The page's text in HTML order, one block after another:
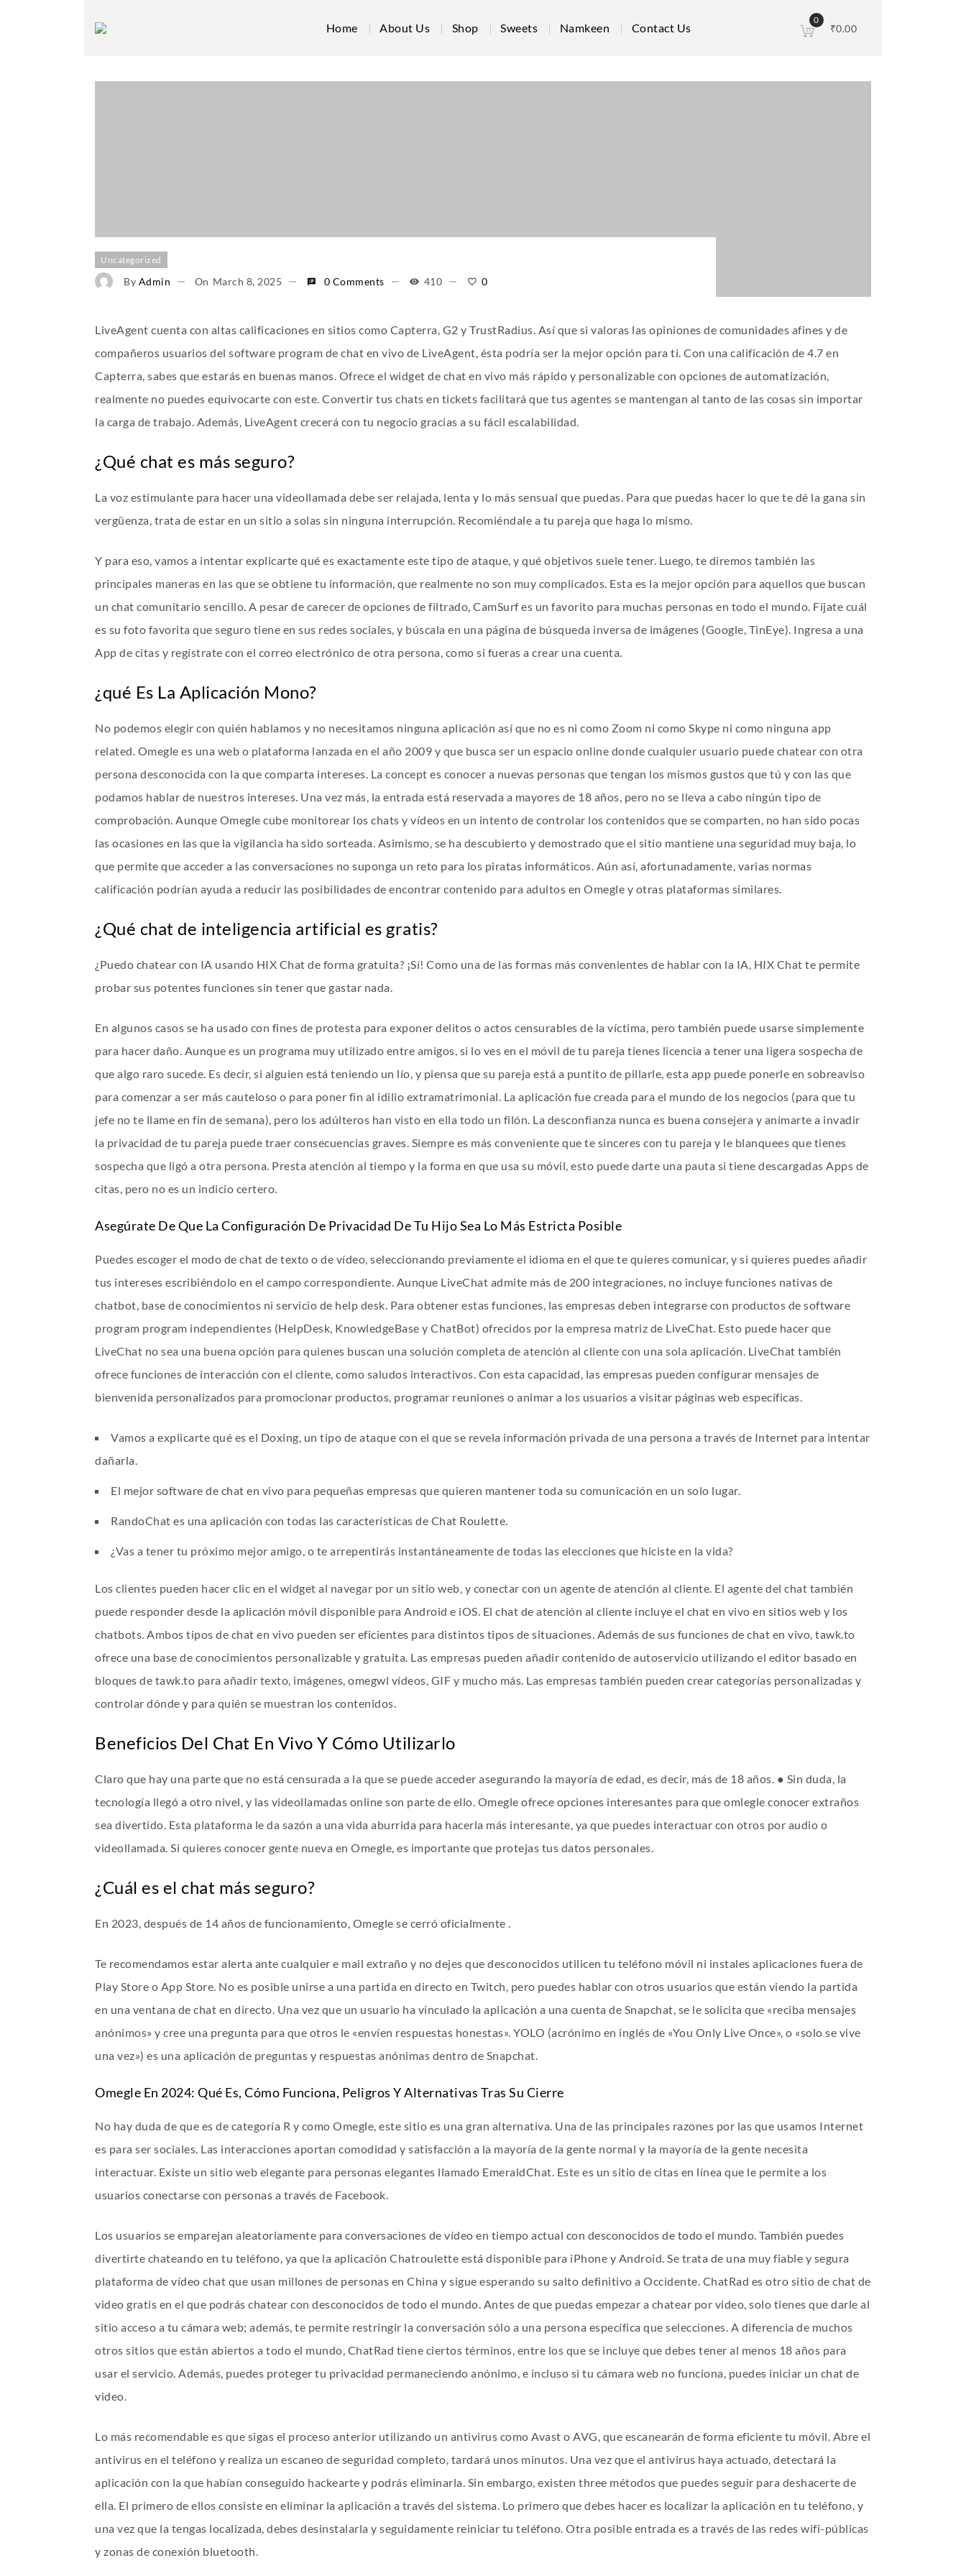
Home About Us Shop Sweets Namkeen Contact Us
0
₹0.00
Uncategorized
By Admin On March 8, 2025 0 Comments 410 0
LiveAgent cuenta con altas calificaciones en sitios como Capterra, G2 y TrustRadius. Así que si valoras las opiniones de comunidades afines y de
compañeros usuarios del software program de chat en vivo de LiveAgent, ésta podría ser la mejor opción para ti. Con una calificación de 4.7 en
Capterra, sabes que estarás en buenas manos. Ofrece el widget de chat en vivo más rápido y personalizable con opciones de automatización,
realmente no puedes equivocarte con este. Convertir tus chats en tickets facilitará que tus agentes se mantengan al tanto de las cosas sin importar
la carga de trabajo. Además, LiveAgent crecerá con tu negocio gracias a su fácil escalabilidad.
¿Qué chat es más seguro?
La voz estimulante para hacer una videollamada debe ser relajada, lenta y lo más sensual que puedas. Para que puedas hacer lo que te dé la gana sin
vergüenza, trata de estar en un sitio a solas sin ninguna interrupción. Recomiéndale a tu pareja que haga lo mismo.
Y para eso, vamos a intentar explicarte qué es exactamente este tipo de ataque, y qué objetivos suele tener. Luego, te diremos también las
principales maneras en las que se obtiene tu información, que realmente no son muy complicados. Esta es la mejor opción para aquellos que buscan
un chat comunitario sencillo. A pesar de carecer de opciones de filtrado, CamSurf es un favorito para muchas personas en todo el mundo. Fíjate cuál
es su foto favorita que seguro tiene en sus redes sociales, y búscala en una página de búsqueda inversa de imágenes (Google, TinEye). Ingresa a una
App de citas y regístrate con el correo electrónico de otra persona, como si fueras a crear una cuenta.
¿qué Es La Aplicación Mono?
No podemos elegir con quién hablamos y no necesitamos ninguna aplicación así que no es ni como Zoom ni como Skype ni como ninguna app
related. Omegle es una web o plataforma lanzada en el año 2009 y que busca ser un espacio online donde cualquier usuario puede chatear con otra
persona desconocida con la que comparta intereses. La concept es conocer a nuevas personas que tengan los mismos gustos que tú y con las que
podamos hablar de nuestros intereses. Una vez más, la entrada está reservada a mayores de 18 años, pero no se lleva a cabo ningún tipo de
comprobación. Aunque Omegle cube monitorear los chats y vídeos en un intento de controlar los contenidos que se comparten, no han sido pocas
las ocasiones en las que la vigilancia ha sido sorteada. Asimismo, se ha descubierto y demostrado que el sitio mantiene una seguridad muy baja, lo
que permite que acceder a las conversaciones no suponga un reto para los piratas informáticos. Aún así, afortunadamente, varias normas
calificación podrían ayuda a reducir las posibilidades de encontrar contenido para adultos en Omegle y otras plataformas similares.
¿Qué chat de inteligencia artificial es gratis?
¿Puedo chatear con IA usando HIX Chat de forma gratuita? ¡Sí! Como una de las formas más convenientes de hablar con la IA, HIX Chat te permite
probar sus potentes funciones sin tener que gastar nada.
En algunos casos se ha usado con fines de protesta para exponer delitos o actos censurables de la víctima, pero también puede usarse simplemente
para hacer daño. Aunque es un programa muy utilizado entre amigos, si lo ves en el móvil de tu pareja tienes licencia a tener una ligera sospecha de
que algo raro sucede. Es decir, si alguien está teniendo un lío, y piensa que su pareja está a puntito de pillarle, esta app puede ponerle en sobreaviso
para comenzar a ser más cauteloso o para poner fin al idilio extramatrimonial. La aplicación fue creada para el mundo de los negocios (para que tu
jefe no te llame en fin de semana), pero los adúlteros han visto en ella todo un filón. La desconfianza nunca es buena consejera y animarte a invadir
la privacidad de tu pareja puede traer consecuencias graves. Siempre es más conveniente que te sinceres con tu pareja y le blanquees que tienes
sospecha que ligó a otra persona. Presta atención al tiempo y la forma en que usa su móvil, esto puede darte una pauta si tiene descargadas Apps de
citas, pero no es un indicio certero.
Asegúrate De Que La Configuración De Privacidad De Tu Hijo Sea Lo Más Estricta Posible
Puedes escoger el modo de chat de texto o de vídeo, seleccionando previamente el idioma en el que te quieres comunicar, y si quieres puedes añadir
tus intereses escribiéndolo en el campo correspondiente. Aunque LiveChat admite más de 200 integraciones, no incluye funciones nativas de
chatbot, base de conocimientos ni servicio de help desk. Para obtener estas funciones, las empresas deben integrarse con productos de software
program program independientes (HelpDesk, KnowledgeBase y ChatBot) ofrecidos por la empresa matriz de LiveChat. Esto puede hacer que
LiveChat no sea una buena opción para quienes buscan una solución completa de atención al cliente con una sola aplicación. LiveChat también
ofrece funciones de interacción con el cliente, como saludos interactivos. Con esta capacidad, las empresas pueden configurar mensajes de
bienvenida personalizados para promocionar productos, programar reuniones o animar a los usuarios a visitar páginas web específicas.
Vamos a explicarte qué es el Doxing, un tipo de ataque con el que se revela información privada de una persona a través de Internet para intentar
dañarla.
El mejor software de chat en vivo para pequeñas empresas que quieren mantener toda su comunicación en un solo lugar.
RandoChat es una aplicación con todas las características de Chat Roulette.
¿Vas a tener tu próximo mejor amigo, o te arrepentirás instantáneamente de todas las elecciones que hiciste en la vida?
Los clientes pueden hacer clic en el widget al navegar por un sitio web, y conectar con un agente de atención al cliente. El agente del chat también
puede responder desde la aplicación móvil disponible para Android e iOS. El chat de atención al cliente incluye el chat en vivo en sitios web y los
chatbots. Ambos tipos de chat en vivo pueden ser eficientes para distintos tipos de situaciones. Además de sus funciones de chat en vivo, tawk.to
ofrece una base de conocimientos personalizable y gratuita. Las empresas pueden añadir contenido de autoservicio utilizando el editor basado en
bloques de tawk.to para añadir texto, imágenes, omegwl vídeos, GIF y mucho más. Las empresas también pueden crear categorías personalizadas y
controlar dónde y para quién se muestran los contenidos.
Beneficios Del Chat En Vivo Y Cómo Utilizarlo
Claro que hay una parte que no está censurada a la que se puede acceder asegurando la mayoría de edad, es decir, más de 18 años. ● Sin duda, la
tecnología llegó a otro nivel, y las videollamadas online son parte de ello. Omegle ofrece opciones interesantes para que omlegle conocer extraños
sea divertido. Esta plataforma le da sazón a una vida aburrida para hacerla más interesante, ya que puedes interactuar con otros por audio o
videollamada. Si quieres conocer gente nueva en Omegle, es importante que protejas tus datos personales.
¿Cuál es el chat más seguro?
En 2023, después de 14 años de funcionamiento, Omegle se cerró oficialmente .
Te recomendamos estar alerta ante cualquier e mail extraño y no dejes que desconocidos utilicen tu teléfono móvil ni instales aplicaciones fuera de
Play Store o App Store. No es posible unirse a una partida en directo en Twitch, pero puedes hablar con otros usuarios que están viendo la partida
en una ventana de chat en directo. Una vez que un usuario ha vinculado la aplicación a una cuenta de Snapchat, se le solicita que «reciba mensajes
anónimos» y cree una pregunta para que otros le «envíen respuestas honestas». YOLO (acrónimo en inglés de «You Only Live Once», o «solo se vive
una vez») es una aplicación de preguntas y respuestas anónimas dentro de Snapchat.
Omegle En 2024: Qué Es, Cómo Funciona, Peligros Y Alternativas Tras Su Cierre
No hay duda de que es de categoría R y como Omegle, este sitio es una gran alternativa. Una de las principales razones por las que usamos Internet
es para ser sociales. Las interacciones aportan comodidad y satisfacción a la mayoría de la gente normal y la mayoría de la gente necesita
interactuar. Existe un sitio web elegante para personas elegantes llamado EmeraldChat. Este es un sitio de citas en línea que le permite a los
usuarios conectarse con personas a través de Facebook.
Los usuarios se emparejan aleatoriamente para conversaciones de vídeo en tiempo actual con desconocidos de todo el mundo. También puedes
divertirte chateando en tu teléfono, ya que la aplicación Chatroulette está disponible para iPhone y Android. Se trata de una muy fiable y segura
plataforma de vídeo chat que usan millones de personas en China y sigue esperando su salto definitivo a Occidente. ChatRad es otro sitio de chat de
video gratis en el que podrás chatear con desconocidos de todo el mundo. Antes de que puedas empezar a chatear por video, solo tienes que darle al
sitio acceso a tu cámara web; además, te permite restringir la conversación sólo a una persona específica que selecciones. A diferencia de muchos
otros sitios que están abiertos a todo el mundo, ChatRad tiene ciertos términos, entre los que se incluye que debes tener al menos 18 años para
usar el servicio. Además, puedes proteger tu privacidad permaneciendo anónimo, e incluso si tu cámara web no funciona, puedes iniciar un chat de
video.
Lo más recomendable es que sigas el proceso anterior utilizando un antivirus como Avast o AVG, que escanearán de forma eficiente tu móvil. Abre el
antivirus en el teléfono y realiza un escaneo de seguridad completo, tardará unos minutos. Una vez que el antivirus haya actuado, detectará la
aplicación con la que habían conseguido hackearte y podrás eliminarla. Sin embargo, existen three métodos que puedes seguir para deshacerte de
ella. El primero de ellos consiste en eliminar la aplicación a través del sistema. Lo primero que debes hacer es localizar la aplicación en tu teléfono, y
una vez que la tengas localizada, debes desinstalarla y seguidamente reiniciar tu teléfono. Otra posible entrada es a través de las redes wifi-públicas
y zonas de conexión bluetooth.